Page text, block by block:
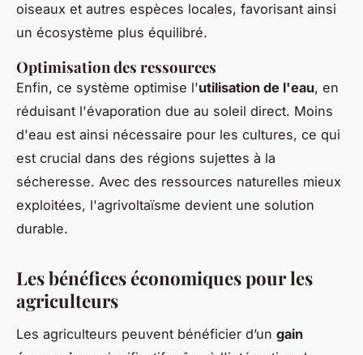
oiseaux et autres espèces locales, favorisant ainsi
un écosystème plus équilibré.
Optimisation des ressources
Enfin, ce système optimise l'utilisation de l'eau, en
réduisant l'évaporation due au soleil direct. Moins
d'eau est ainsi nécessaire pour les cultures, ce qui
est crucial dans des régions sujettes à la
sécheresse. Avec des ressources naturelles mieux
exploitées, l'agrivoltaïsme devient une solution
durable.
Les bénéfices économiques pour les
agriculteurs
Les agriculteurs peuvent bénéficier d’un gain